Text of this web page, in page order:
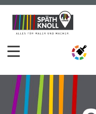
Zum
Inhalt
Zum
Navigationsmenü